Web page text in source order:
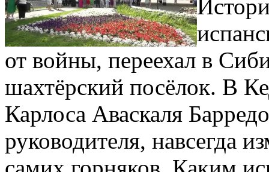
от войны, переехал в
шахтёрский посёлок. В
Карлоса Аваскаля
руководителя, навсегда